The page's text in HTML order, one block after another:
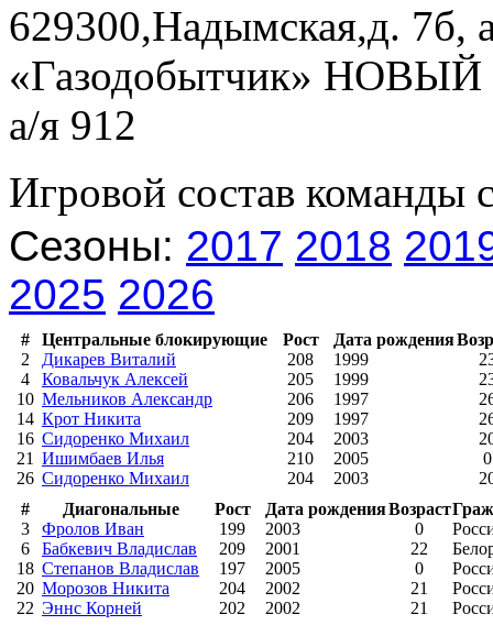
629300,Надымская,д.
«Газодобытчик»
а/я 912
Игровой состав команды
Сезоны: 2017 2018
2025 2026
# Центральные блокирующие Рост Дата рождения
2
Дикарев Виталий 208 1999
4
Ковальчук Алексей 205 1999
10 Мельников Александр 206 1997
14 Крот Никита 209 1997
16 Сидоренко Михаил 204 2003
21 Ишимбаев Илья 210 2005
0
26 Сидоренко Михаил 204 2003
#
Диагональные Рост Дата рожденияВозраст
3
Фролов Иван 199 2003 0
6
Бабкевич Владислав 209 2001 22
18 Степанов Владислав 197 2005 0
20 Морозов Никита 204 2002 21
22 Эннс Корней 202 2002 21